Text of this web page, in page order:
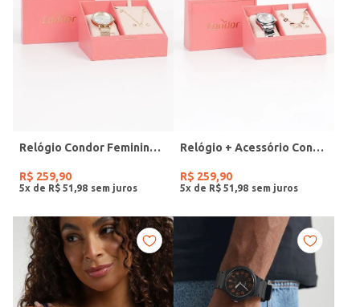
Relógio Condor Feminino DOURADO
R$ 259,90
5x de R$ 51 98
Relógio + Acessório Condor Feminino PRATA
R$ 259,90
5x de R$ 51 98